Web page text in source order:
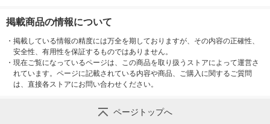
掲載商品の情報について
・ 掲載している情報の精度には万全を期しておりますが、その内容の正確性、
安全性、有用性を保証するものではありません。
・ 現在ご覧になっているページは、この商品を取り扱うストアによって運営さ
れています。ページに記載されている内容や商品、ご購入に関するご質問
は、直接各ストアにお問い合わせください。
ページトップへ